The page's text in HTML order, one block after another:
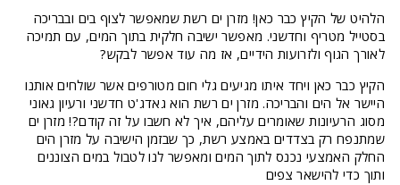
הלהיט של הקיץ כבר כאן! מזרן ים רשת שמאפשר לצוף בים ובבריכה
בסטייל מטריף וחדשני. מאפשר ישיבה חלקית בתוך המים, עם תמיכה
לאורך הגוף ולזרועות הידיים, אז מה עוד אפשר לבקש?
הקיץ כבר כאן ויחד איתו מגיעים גלי חום מטורפים אשר שולחים אותנו
היישר אל הים והבריכה. מזרן ים רשת הוא גאדג'ט חדשני ורעיון גאוני
מסוג הרעיונות שאומרים עליהם, איך לא חשבו על זה קודם?! מזרן ים
שמתנפח רק בצדדים באמצע רשת, כך שבזמן הישיבה על מזרן הים
החלק האמצעי נכנס לתוך המים ומאפשר לנו לטבול במים הצוננים
ותוך כדי להישאר צפים